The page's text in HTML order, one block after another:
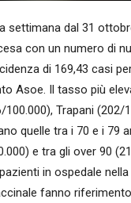
settimana dal 31
con un numero di
di 169,43 casi
Asoe. Il tasso più
Trapani
quelle tra i 70 e i 79
e tra gli over 90
in ospedale
fanno